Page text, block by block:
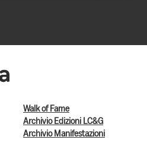
Walk of Fame
Archivio Edizioni LC&G
Archivio Manifestazioni